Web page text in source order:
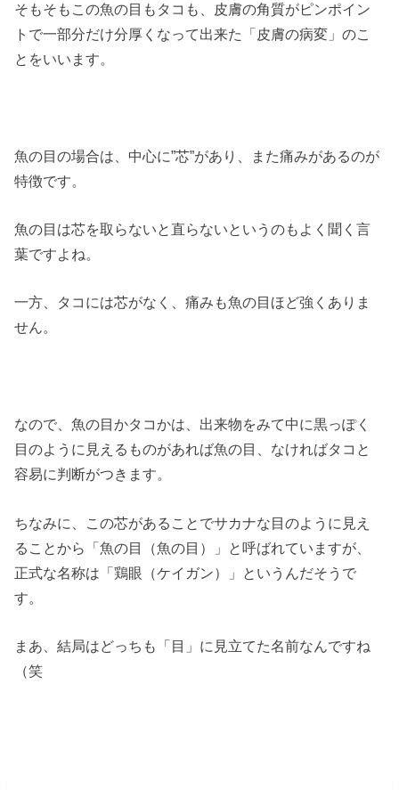
そもそもこの魚の目もタコも、皮膚の角質がピンポイン
トで一部分だけ分厚くなって出来た「皮膚の病変」のこ
とをいいます。
魚の目の場合は、中心に”芯”があり、また痛みがあるのが
特徴です。
魚の目は芯を取らないと直らないというのもよく聞く言
葉ですよね。
一方、タコには芯がなく、痛みも魚の目ほど強くありま
せん。
なので、魚の目かタコかは、出来物をみて中に黒っぽく
目のように見えるものがあれば魚の目、なければタコと
容易に判断がつきます。
ちなみに、この芯があることでサカナな目のように見え
ることから「魚の目（魚の目）」と呼ばれていますが、
正式な名称は「鶏眼（ケイガン）」というんだそうで
す。
まあ、結局はどっちも「目」に見立てた名前なんですね
（笑